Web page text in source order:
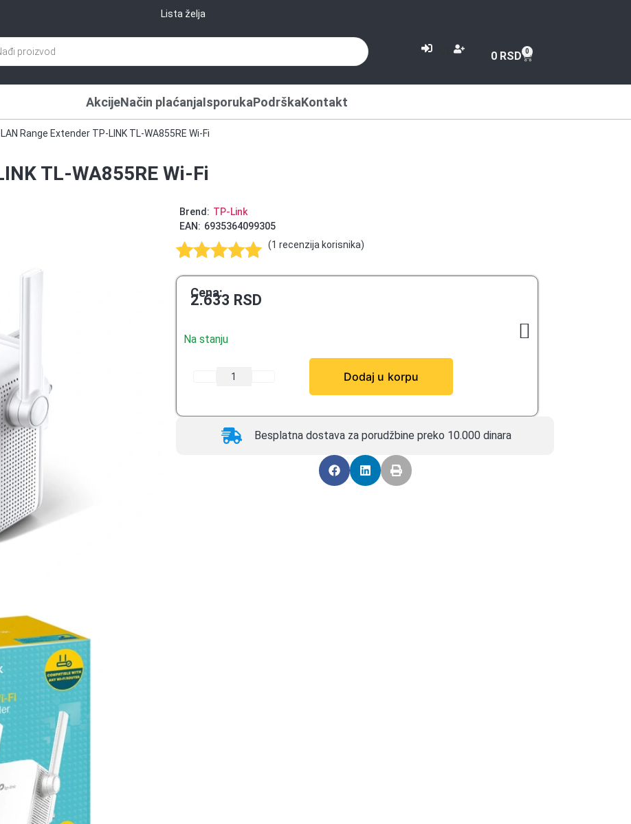
Lista želja
0 RSD 0
AkcijeNačin plaćanjaIsporukaPodrškaKontakt
Range Extender TP-LINK TL-WA855RE Wi-Fi
TL-WA855RE Wi-Fi
Brend: TP-Link
EAN: 6935364099305
Ocenjeno
5.00od 5
na osnovu
1
(1 recenzija korisnika)
Cena:
2.633 RSD
Na stanju
Dodaj u korpu
Besplatna dostava za porudžbine preko 10.000 dinara